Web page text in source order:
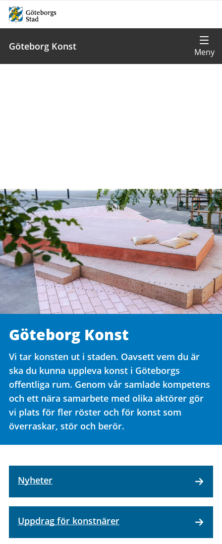
Göteborg Konst
Göteborg Konst
Vi tar konsten ut i staden. Oavsett vem du är
ska du kunna uppleva konst i Göteborgs
offentliga rum. Genom vår samlade kompetens
och ett nära samarbete med olika aktörer gör
vi plats för fler röster och för konst som
överraskar, stör och berör.
Nyheter
Uppdrag för konstnärer